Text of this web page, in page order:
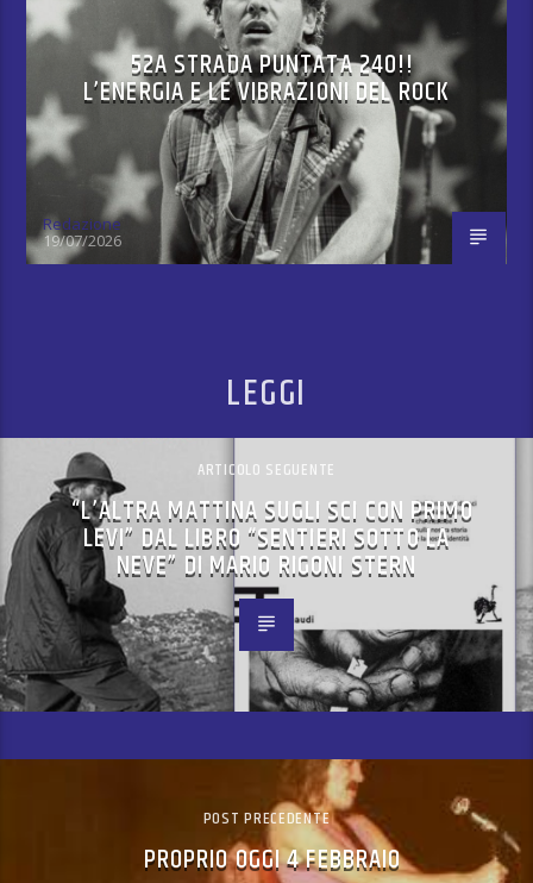
52A STRADA PUNTATA 240!!
L’ENERGIA E LE VIBRAZIONI DEL ROCK
Redazione
19/07/2026
LEGGI
ARTICOLO SEGUENTE
“L’ALTRA MATTINA SUGLI SCI CON PRIMO
LEVI” DAL LIBRO “SENTIERI SOTTO LA
NEVE” DI MARIO RIGONI STERN
POST PRECEDENTE
PROPRIO OGGI 4 FEBBRAIO